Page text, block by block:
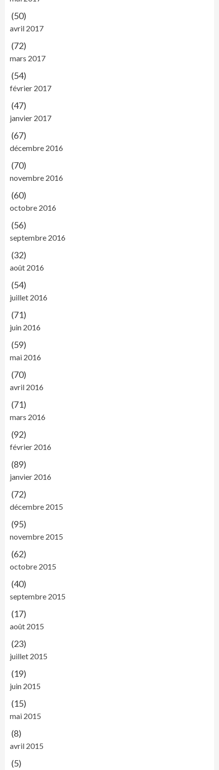
(50)
avril 2017
(72)
mars 2017
(54)
février 2017
(47)
janvier 2017
(67)
décembre 2016
(70)
novembre 2016
(60)
octobre 2016
(56)
septembre 2016
(32)
août 2016
(54)
juillet 2016
(71)
juin 2016
(59)
mai 2016
(70)
avril 2016
(71)
mars 2016
(92)
février 2016
(89)
janvier 2016
(72)
décembre 2015
(95)
novembre 2015
(62)
octobre 2015
(40)
septembre 2015
(17)
août 2015
(23)
juillet 2015
(19)
juin 2015
(15)
mai 2015
(8)
avril 2015
(5)